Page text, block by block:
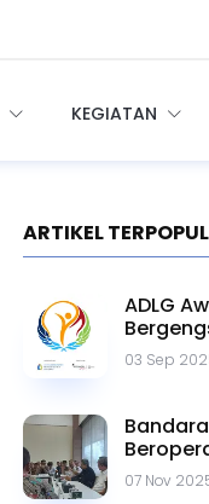
KEGIATAN
ARTIKEL
ADLG
03 Sep
Ini
07 Nov